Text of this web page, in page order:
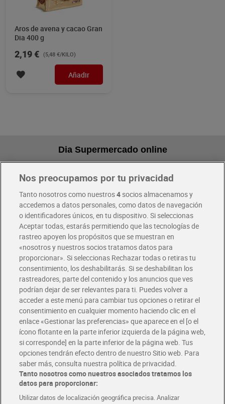
Aros de avena y cacao Gran
Dia 400 g
2,19 € (5,48 €/KILO)
Añadir
Dia Supermercado online
Pide hoy, recibe hoy
Envío gratis por compras superiores a 100€
Envío estandar por 4,99€
Glovo y Uber Eats
Solicita tu factura de Glovo o Uber Eats
Únete al CLUB Dia
Disfruta las ventajas y ofertas exclusivas.
Descárgate la APP Dia
Folletos y Tiendas
Descubre las mejores ofertas y busca tu tienda más cercana
Tarjeta MaX Dia
Te devuelve hasta 8€/mes de tus compras.
¡Solicita tu tarjeta de crédito aquí!
Nos preocupamos por tu privacidad
Tanto nosotros como nuestros4socios almacenamos y
accedemos a datos personales, como datos de navegación
o identificadores únicos, en tu dispositivo. Si seleccionas
Aceptar todas, estarás permitiendo que las tecnologías de
rastreo apoyen los propósitos que se muestran en
«nosotros y nuestros socios tratamos datos para
proporcionar». Si seleccionas Rechazar todas o retiras tu
consentimiento, los deshabilitarás. Si se deshabilitan los
rastreadores, parte del contenido y los anuncios que ves
podrían dejar de ser relevantes para ti. Puedes volver a
acceder a este menú para cambiar tus opciones o retirar el
consentimiento en cualquier momento haciendo clic en el
enlace «Gestionar las preferencias» que aparece en el [o el
ícono flotante en la parte inferior izquierda de la página web,
si corresponde] en la parte inferior de la página web. Tus
opciones tendrán efecto dentro de nuestro Sitio web. Para
saber más, consulta nuestra política de privacidad.
Tanto nosotros como nuestros asociados tratamos los
datos para proporcionar:
Utilizar datos de localización geográfica precisa. Analizar